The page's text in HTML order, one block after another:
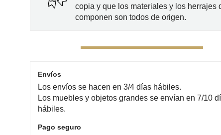
copia y que los materiales y los herrajes
componen son todos de origen.
Envíos
Los envíos se hacen en 3/4 días hábiles.
Los muebles y objetos grandes se envían en 7/10
hábiles.
Pago seguro